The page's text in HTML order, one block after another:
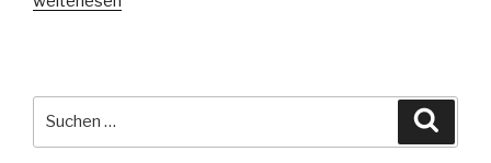
Herbst“